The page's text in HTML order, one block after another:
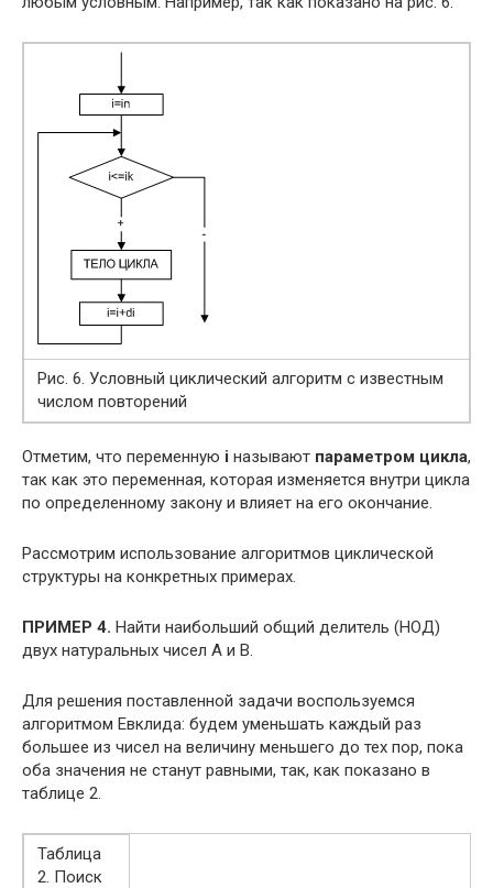
Рис. 6. Условный циклический алгоритм с известным
числом повторений
Отметим, что переменную i называют параметром цикла,
так как это переменная, которая изменяется внутри цикла
по определенному закону и влияет на его окончание.
Рассмотрим использование алгоритмов циклической
структуры на конкретных примерах.
ПРИМЕР 4. Найти наибольший общий делитель (НОД)
двух натуральных чисел А и В.
Для решения поставленной задачи воспользуемся
алгоритмом Евклида: будем уменьшать каждый раз
большее из чисел на величину меньшего до тех пор, пока
оба значения не станут равными, так, как показано в
таблице 2.
Таблица
2. Поиск